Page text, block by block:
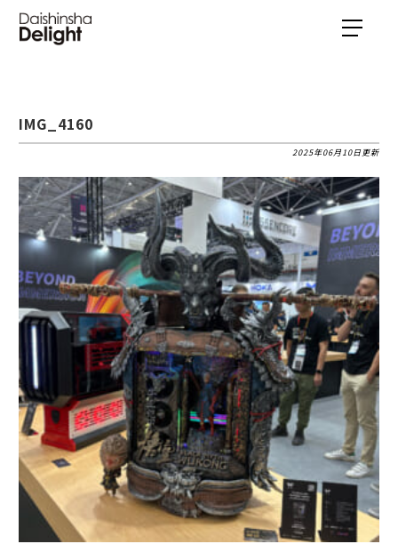
IMG_4160
2025年06月10日更新